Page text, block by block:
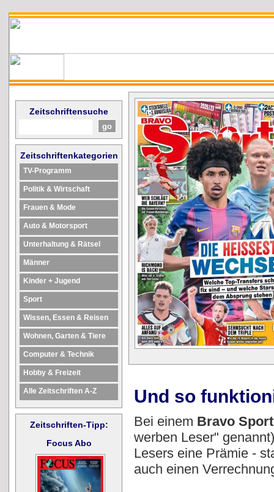
Zeitschriftensuche
Zeitschriftenkategorien
TV-Programm
Politik & Wirtschaft
Frauen & Mode
Auto & Motorsport
Unterhaltung & Rätsel
Männer
Kinder + Jugend
Sport
Wissen, Essen & Reisen
Wohnen, Garten & Tiere
Computer & Technik
Hobby & Freizeit
Alle Zeitschriften A-Z
Zeitschriften-Tipp:
Focus Abo
Und so
Bei einem Bravo
werben Leser"
Lesers eine Prämie -
auch einen